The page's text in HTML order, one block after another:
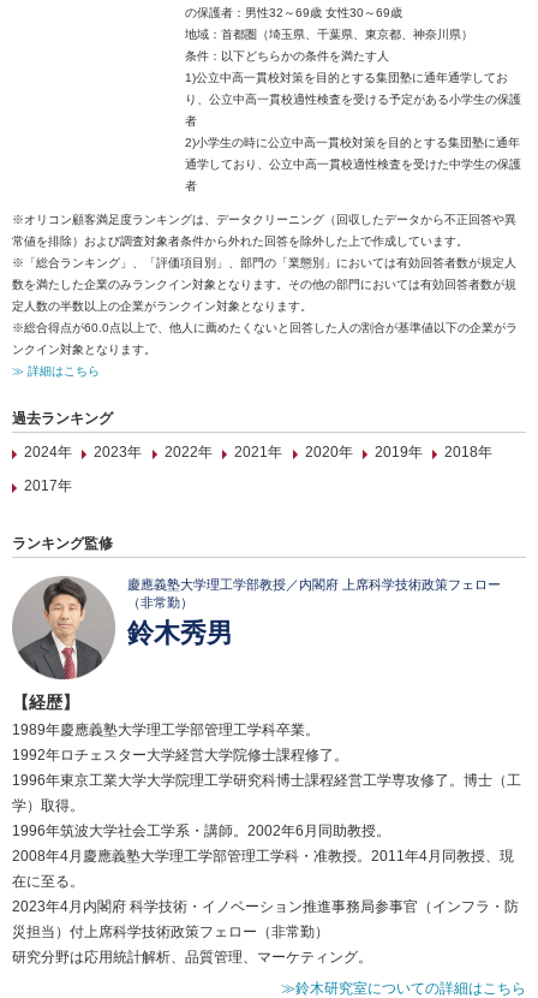
の保護者：男性32～69歳 女性30～69歳
地域：首都圏（埼玉県、千葉県、東京都、神奈川県）
条件：以下どちらかの条件を満たす人
1)公立中高一貫校対策を目的とする集団塾に通年通学してお
り、公立中高一貫校適性検査を受ける予定がある小学生の保護
者
2)小学生の時に公立中高一貫校対策を目的とする集団塾に通年
通学しており、公立中高一貫校適性検査を受けた中学生の保護
者
※オリコン顧客満足度ランキングは、データクリーニング（回収したデータから不正回答や異
常値を排除）および調査対象者条件から外れた回答を除外した上で作成しています。
※「総合ランキング」、「評価項目別」、部門の「業態別」においては有効回答者数が規定人
数を満たした企業のみランクイン対象となります。その他の部門においては有効回答者数が規
定人数の半数以上の企業がランクイン対象となります。
※総合得点が60.0点以上で、他人に薦めたくないと回答した人の割合が基準値以下の企業がラ
ンクイン対象となります。
≫ 詳細はこちら
過去ランキング
2024年
2023年 2022年 2021年 2020年 2019年
2018年
2017年
ランキング監修
慶應義塾大学理工学部教授／内閣府 上席科学技術政策フェロー
（非常勤）
鈴木秀男
【経歴】
1989年慶應義塾大学理工学部管理工学科卒業。
1992年ロチェスター大学経営大学院修士課程修了。
1996年東京工業大学大学院理工学研究科博士課程経営工学専攻修了。博士（工
学）取得。
1996年筑波大学社会工学系・講師。2002年6月同助教授。
2008年4月慶應義塾大学理工学部管理工学科・准教授。2011年4月同教授、現
在に至る。
2023年4月内閣府 科学技術・イノベーション推進事務局参事官（インフラ・防
災担当）付上席科学技術政策フェロー（非常勤）
研究分野は応用統計解析、品質管理、マーケティング。
≫鈴木研究室についての詳細はこちら